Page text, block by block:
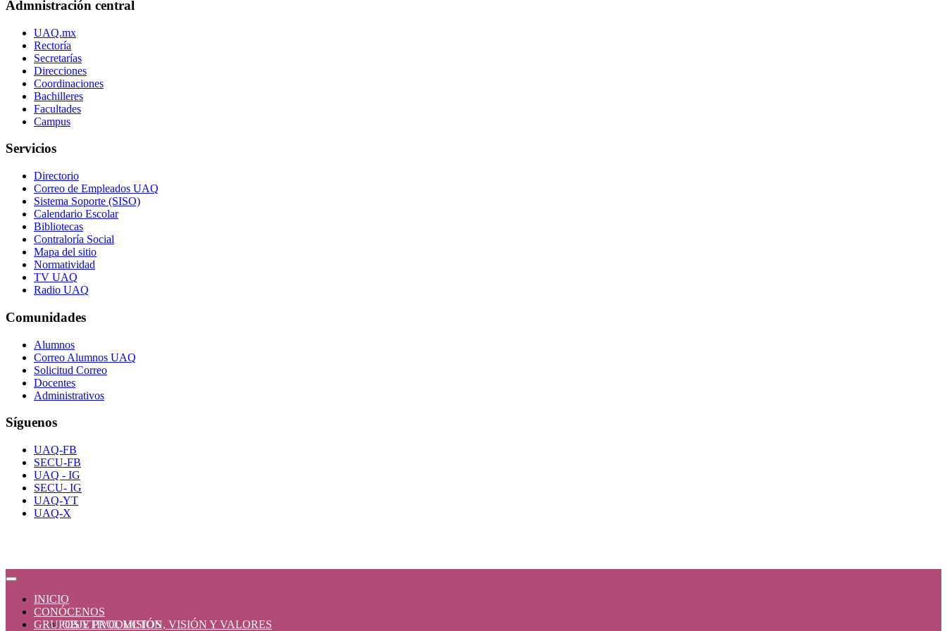
Admnistración central
UAQ.mx
Rectoría
Secretarías
Direcciones
Coordinaciones
Bachilleres
Facultades
Campus
Servicios
Directorio
Correo de Empleados UAQ
Sistema Soporte (SISO)
Calendario Escolar
Bibliotecas
Contraloría Social
Mapa del sitio
Normatividad
TV UAQ
Radio UAQ
Comunidades
Alumnos
Correo Alumnos UAQ
Solicitud Correo
Docentes
Administrativos
Síguenos
UAQ-FB
SECU-FB
UAQ - IG
SECU- IG
UAQ-YT
UAQ-X
INICIO
CONÓCENOS
OBJETIVO, MISIÓN, VISIÓN Y VALORES
GRUPOS Y PRODUCTOS